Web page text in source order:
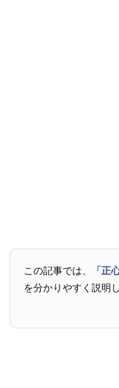
この記事では、 「正
を分かりやすく説明